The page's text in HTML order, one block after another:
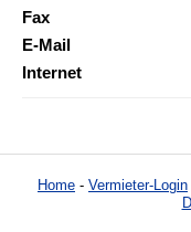
Fax
E-Mail
Internet
Home - Vermieter-Login